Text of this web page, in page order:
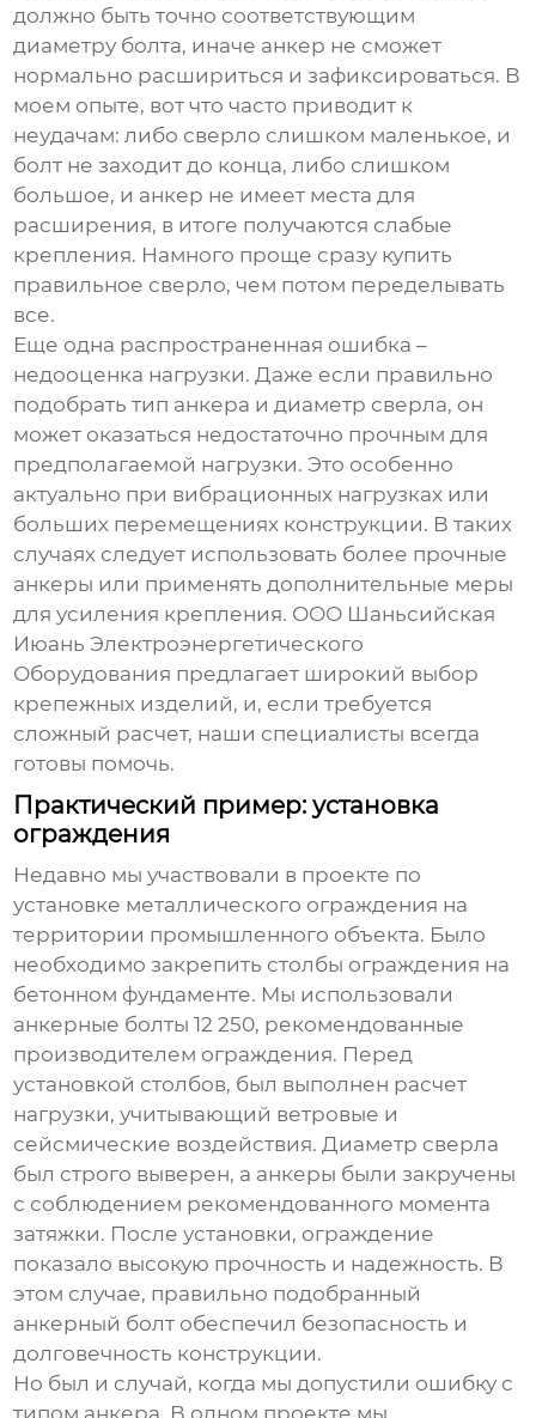
должно быть точно соответствующим
диаметру болта, иначе анкер не сможет
нормально расшириться и зафиксироваться. В
моем опыте, вот что часто приводит к
неудачам: либо сверло слишком маленькое, и
болт не заходит до конца, либо слишком
большое, и анкер не имеет места для
расширения, в итоге получаются слабые
крепления. Намного проще сразу купить
правильное сверло, чем потом переделывать
все.
Еще одна распространенная ошибка –
недооценка нагрузки. Даже если правильно
подобрать тип анкера и диаметр сверла, он
может оказаться недостаточно прочным для
предполагаемой нагрузки. Это особенно
актуально при вибрационных нагрузках или
больших перемещениях конструкции. В таких
случаях следует использовать более прочные
анкеры или применять дополнительные меры
для усиления крепления. ООО Шаньсийская
Июань Электроэнергетического
Оборудования предлагает широкий выбор
крепежных изделий, и, если требуется
сложный расчет, наши специалисты всегда
готовы помочь.
Практический пример: установка
ограждения
Недавно мы участвовали в проекте по
установке металлического ограждения на
территории промышленного объекта. Было
необходимо закрепить столбы ограждения на
бетонном фундаменте. Мы использовали
анкерные болты 12 250, рекомендованные
производителем ограждения. Перед
установкой столбов, был выполнен расчет
нагрузки, учитывающий ветровые и
сейсмические воздействия. Диаметр сверла
был строго выверен, а анкеры были закручены
с соблюдением рекомендованного момента
затяжки. После установки, ограждение
показало высокую прочность и надежность. В
этом случае, правильно подобранный
анкерный болт обеспечил безопасность и
долговечность конструкции.
Но был и случай, когда мы допустили ошибку с
типом анкера. В одном проекте мы